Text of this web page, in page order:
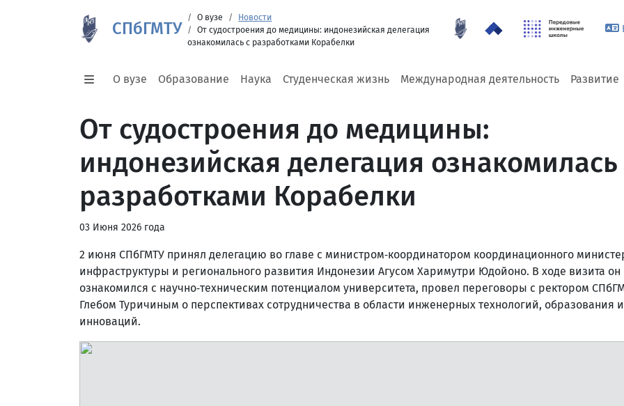
СПбГМТУ
О вузе
Новости
От судостроения до медицины: индонезийская делегация
ознакомилась с разработками Корабелки
О вузе Образование Наука Студенческая жизнь Международная деятельность Развитие
От судостроения до медицины:
индонезийская делегация ознакомилась
разработками Корабелки
03 Июня 2026 года
2 июня СПбГМТУ принял делегацию во главе с министром‑координатором координационного
инфраструктуры и регионального развития Индонезии Агусом Харимутри Юдойоно. В ходе визита он
ознакомился с научно‑техническим потенциалом университета, провел переговоры с ректором
Глебом Туричиным о перспективах сотрудничества в области инженерных технологий, образования и
инноваций.